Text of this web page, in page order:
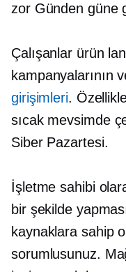
zor Günden güne
Çalışanlar ürün
kampanyalarının
girişimleri.
sıcak mevsimde
Siber Pazartesi.
İşletme sahibi
bir şekilde
kaynaklara sahip
sorumlusunuz.